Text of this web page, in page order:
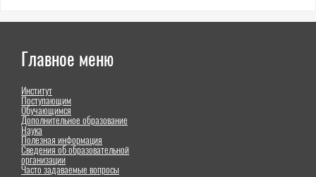
Главное меню
Институт
Поступающим
Обучающимся
Дополнительное образование
Наука
Полезная информация
Сведения об образовательной
организации
Часто задаваемые вопросы